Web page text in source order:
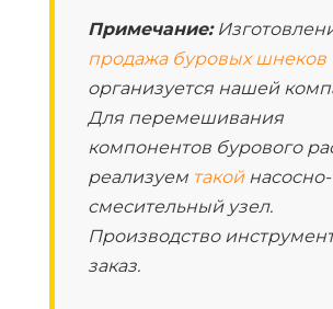
Примечание:
продажа буровых шнеков
организуется нашей
Для перемешивания
компонентов бурового
реализуем такойнасосно-
смесительный узел.
Производство
заказ.